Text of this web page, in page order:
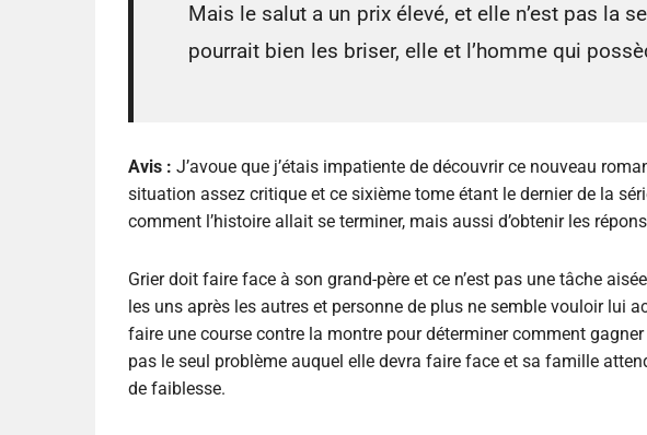
Mais le salut a un prix élevé, et elle n’est pas la
pourrait bien les briser, elle et l’homme qui
Avis : J’avoue que j’étais impatiente de découvrir ce nouveau
situation assez critique et ce sixième tome étant le dernier de la
comment l’histoire allait se terminer, mais aussi d’obtenir les
Grier doit faire face à son grand-père et ce n’est pas une tâche
les uns après les autres et personne de plus ne semble vouloir lui
faire une course contre la montre pour déterminer comment
pas le seul problème auquel elle devra faire face et sa famille
de faiblesse.